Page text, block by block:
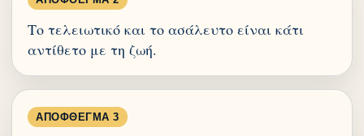
Το τελειωτικό και το ασάλευτο είναι κάτι
αντίθετο με τη ζωή.
ΑΠΌΦΘΕΓΜΑ 3